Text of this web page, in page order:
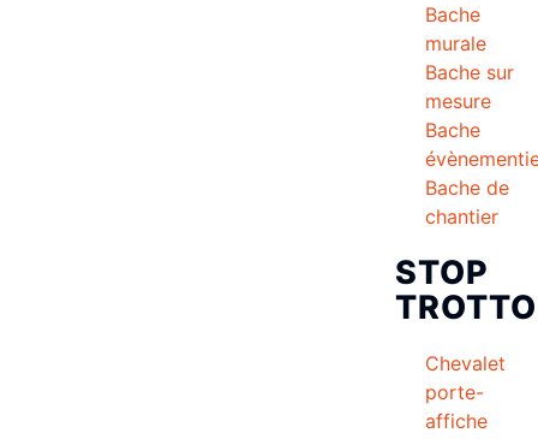
Bache
murale
Bache sur
mesure
Bache
Bache de
chantier
STOP
Chevalet
porte-
affiche